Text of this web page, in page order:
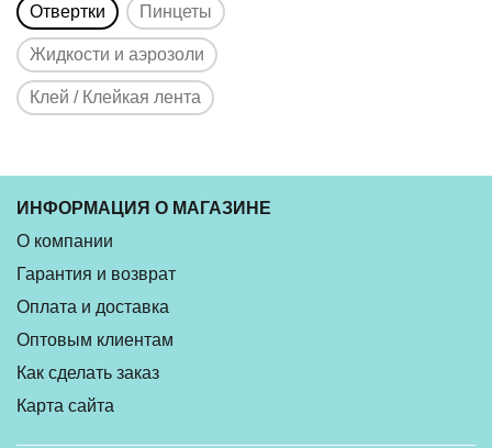
Отвертки Пинцеты
Жидкости и аэрозоли
Клей / Клейкая лента
ИНФОРМАЦИЯ О МАГАЗИНЕ
О компании
Гарантия и возврат
Оплата и доставка
Оптовым клиентам
Как сделать заказ
Карта сайта